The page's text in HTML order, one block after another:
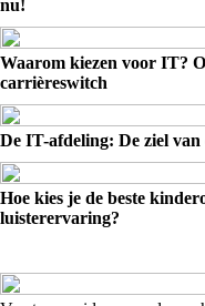
nu!
Waarom kiezen voor IT?
carrièreswitch
De IT-afdeling: De ziel
Hoe kies je de beste
luisterervaring?